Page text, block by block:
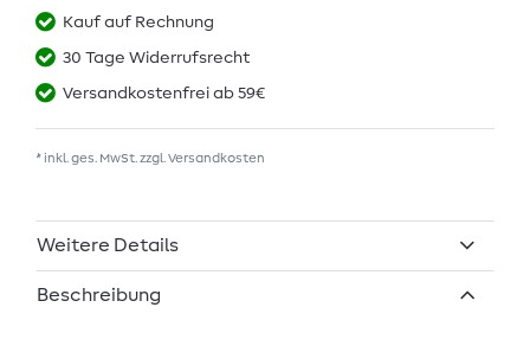
Kauf auf Rechnung
30 Tage Widerrufsrecht
Versandkostenfrei ab 59€
* inkl. ges. MwSt. zzgl. Versandkosten
Weitere Details
Beschreibung